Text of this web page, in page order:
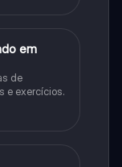
em
de
e exercícios.